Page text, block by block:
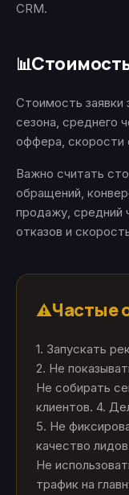
CRM.
📊
Стоимость заявки
сезона, среднего
оффера, скорости
Важно считать
обращений,
продажу, средний
отказов и
⚠️Частые
1. Запускать
2. Не
Не собирать
клиентов. 4.
5. Не
качество
Не
трафик на